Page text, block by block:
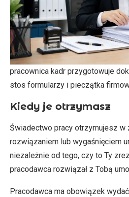
pracownica kadr przygotowuje
stos formularzy i pieczątka
Kiedy je otrzymasz
Świadectwo pracy otrzymujesz w
rozwiązaniem lub wygaśnięciem
niezależnie od tego, czy to Ty
pracodawca rozwiązał z Tobą
Pracodawca ma obowiązek